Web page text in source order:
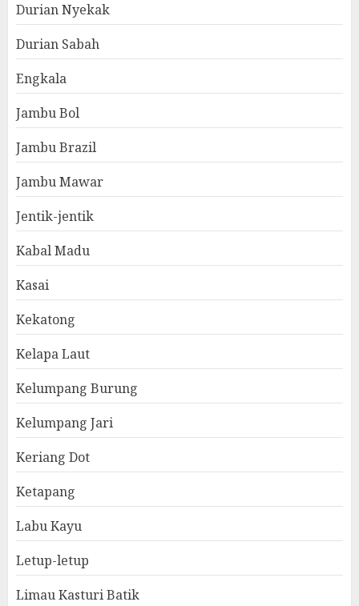
Durian Nyekak
Durian Sabah
Engkala
Jambu Bol
Jambu Brazil
Jambu Mawar
Jentik-jentik
Kabal Madu
Kasai
Kekatong
Kelapa Laut
Kelumpang Burung
Kelumpang Jari
Keriang Dot
Ketapang
Labu Kayu
Letup-letup
Limau Kasturi Batik